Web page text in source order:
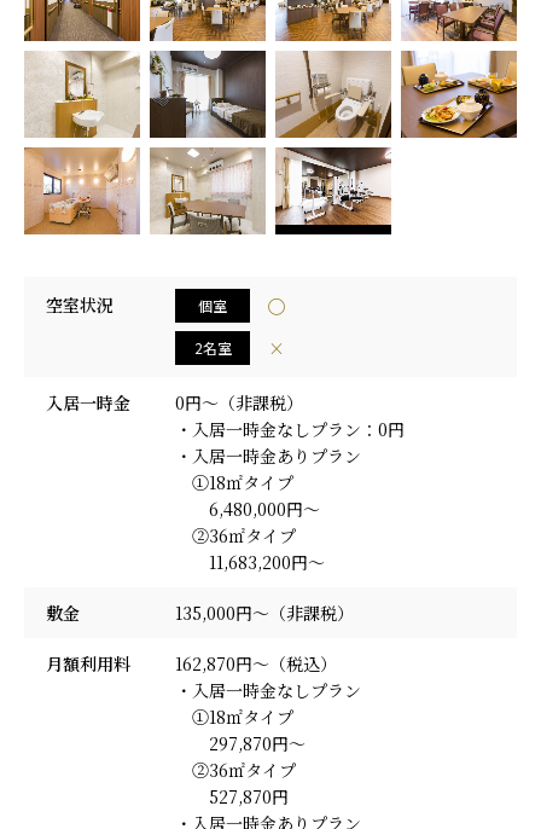
採用情報
空室状況 個室 ◯
2名室 ×
入居一時金
0円～（非課税）
・入居一時金なしプラン：0円
・入居一時金ありプラン
①18㎡タイプ
6,480,000円～
②36㎡タイプ
11,683,200円～
敷金 135,000円～（非課税）
月額利用料
162,870円～（税込）
・入居一時金なしプラン
①18㎡タイプ
297,870円～
②36㎡タイプ
527,870円
・入居一時金ありプラン